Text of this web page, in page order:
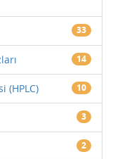
33
14
(HPLC) 10
3
2